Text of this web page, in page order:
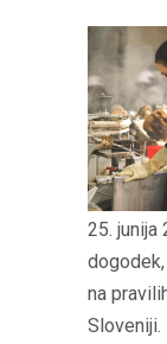
25. junija
na
Sloveniji.